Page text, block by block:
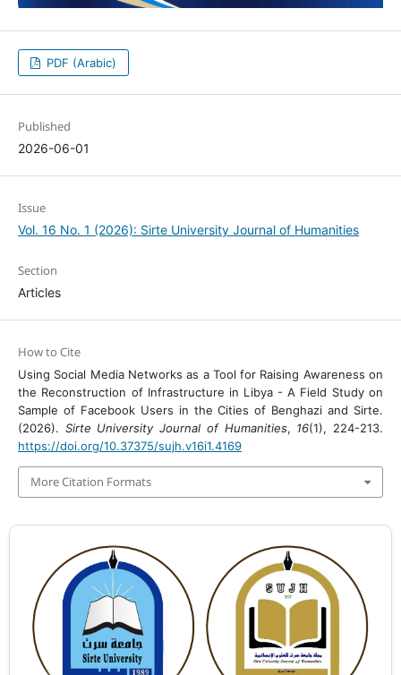
PDF (Arabic)
Published
2026-06-01
Issue
Vol. 16 No. 1 (2026): Sirte University Journal of Humanities
Section
Articles
How to Cite
Using Social Media Networks as a Tool for Raising Awareness on
the Reconstruction of Infrastructure in Libya - A Field Study on
Sample of Facebook Users in the Cities of Benghazi and Sirte.
(2026). Sirte University Journal of Humanities, 16(1), 224-213.
https://doi.org/10.37375/sujh.v16i1.4169
More Citation Formats